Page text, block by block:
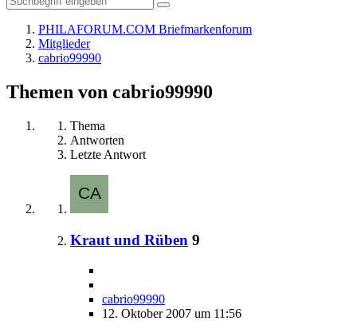
PHILAFORUM.COM Briefmarkenforum
Mitglieder
cabrio99990
Themen von cabrio99990
Thema
Antworten
Letzte Antwort
Kraut und Rüben 9
cabrio99990
12. Oktober 2007 um 11:56